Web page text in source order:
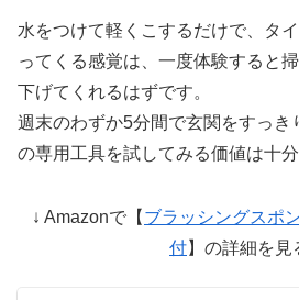
水をつけて軽くこするだけで、タ
ってくる感覚は、一度体験すると
下げてくれるはずです。
週末のわずか5分間で玄関をすっき
の専用工具を試してみる価値は十分
↓ Amazonで【 ブラッシングスポ
付】の詳細を見